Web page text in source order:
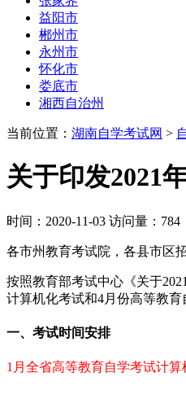
益阳市
郴州市
永州市
怀化市
娄底市
湘西自治州
当前位置： 湖南自学考试网 >
关于印发2021
时间：2020-11-03 访问量：784
各市州教育考试院，各县市区
按照教育部考试中心《关于
计算机化考试和4月份高等教
一、考试时间安排
1月全省高等教育自学考试计算